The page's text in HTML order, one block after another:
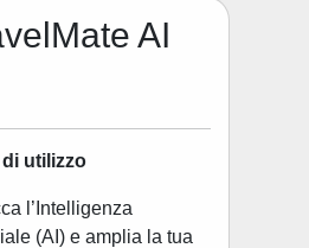
AI
di utilizzo
l’Intelligenza
(AI) e amplia la tua